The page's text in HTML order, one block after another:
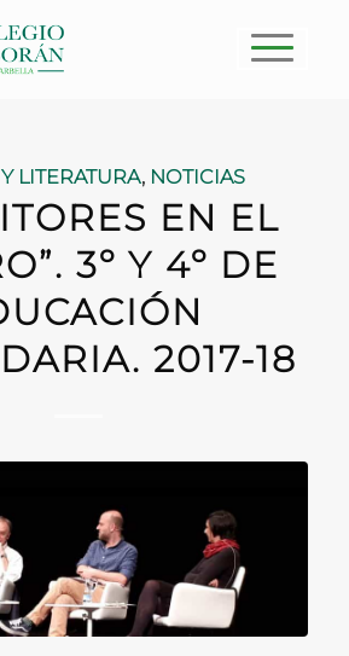
LITERATURA, NOTICIAS
EN EL
3º Y 4º DE
2017-18